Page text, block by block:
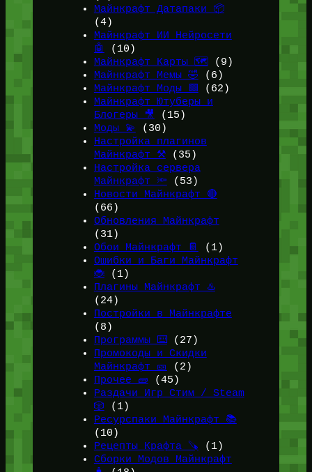
Майнкрафт Датапаки 📦
(4)
Майнкрафт ИИ Нейросети
🤖
(10)
Майнкрафт Карты 🗺️(9)
Майнкрафт Мемы 🤣 (6)
Майнкрафт Моды 🟩 (62)
Майнкрафт Ютуберы и
Блогеры 🎥
(15)
Моды 💫
(30)
Настройка плагинов
Майнкрафт ⚒️(35)
Настройка сервера
Майнкрафт 🔦 (53)
Новости Майнкрафт 🔴
(66)
Обновления Майнкрафт
(31)
Обои Майнкрафт 📔
(1)
Ошибки и Баги Майнкрафт
🐞(1)
Плагины Майнкрафт ♨️
(24)
Постройки в Майнкрафте
(8)
Программы ⌨️(27)
Промокоды и Скидки
Майнкрафт 🎫
(2)
Прочее 🧱 (45)
Раздачи Игр Стим / Steam
🎲 (1)
Ресурспаки Майнкрафт 📚
(10)
Рецепты Крафта 🪚 (1)
Сборки Модов Майнкрафт